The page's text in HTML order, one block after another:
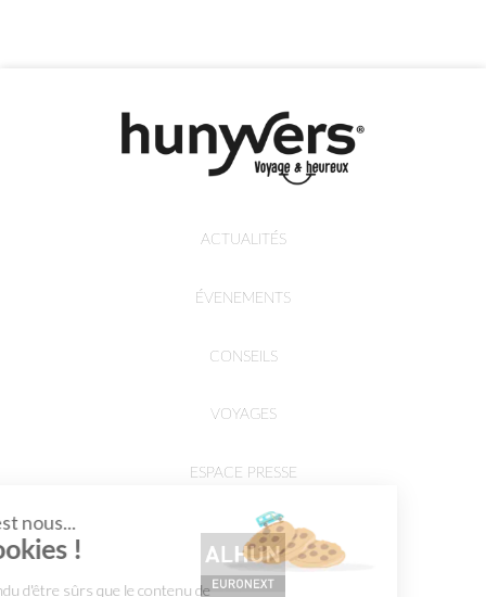
ACTUALITÉS
ÉVENEMENTS
CONSEILS
VOYAGES
ESPACE PRESSE
Salut c'est nous...
les Cookies !
On a attendu d'être sûrs que le contenu de